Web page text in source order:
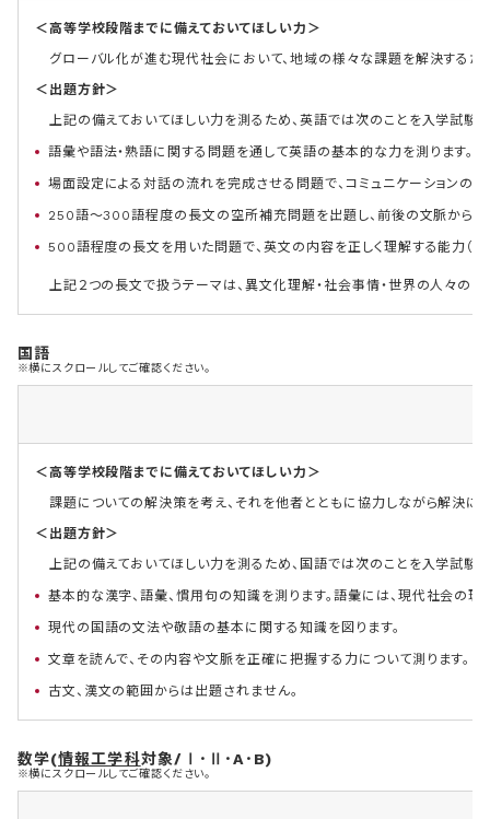
＜高等学校段階までに備えておいてほしい力＞
グローバル化が進む現代社会において、地域の様々な課題を解決するた
＜出題方針＞
上記の備えておいてほしい力を測るため、英語では次のことを入学試験
語彙や語法・熟語に関する問題を通して英語の基本的な力を測ります。
場面設定による対話の流れを完成させる問題で、コミュニケーションの
250語～300語程度の長文の空所補充問題を出題し、前後の文脈から適
500語程度の長文を用いた問題で、英文の内容を正しく理解する能力（受
上記２つの長文で扱うテーマは、異文化理解・社会事情・世界の人々の
国語
※横にスクロールしてご確認ください。
＜高等学校段階までに備えておいてほしい力＞
課題についての解決策を考え、それを他者とともに協力しながら解決に
＜出題方針＞
上記の備えておいてほしい力を測るため、国語では次のことを入学試験
基本的な漢字、語彙、慣用句の知識を測ります。語彙には、現代社会の
現代の国語の文法や敬語の基本に関する知識を図ります。
文章を読んで、その内容や文脈を正確に把握する力について測ります。
古文、漢文の範囲からは出題されません。
数学(情報工学科対象/Ⅰ･Ⅱ･A･B)
※横にスクロールしてご確認ください。